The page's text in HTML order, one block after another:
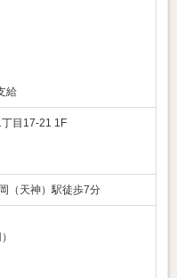
給
目17-21 1F
（天神）駅徒歩7分